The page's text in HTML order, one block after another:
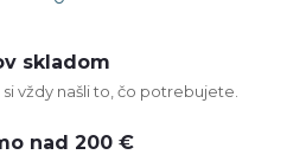
skladom
vždy našli to, čo potrebujete.
nad 200 €